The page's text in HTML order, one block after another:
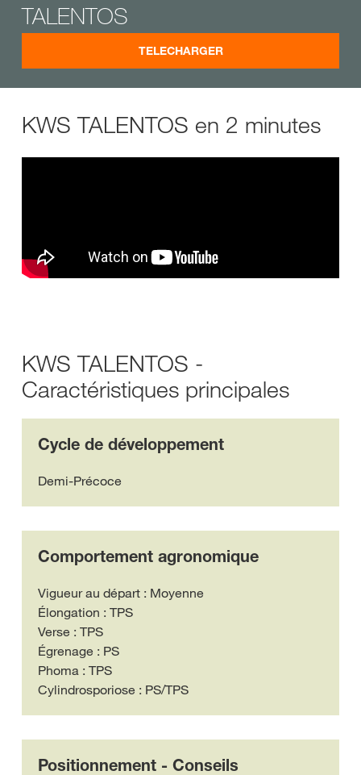
TALENTOS
TELECHARGER
KWS TALENTOS en 2 minutes
KWS TALENTOS -
Caractéristiques principales
Cycle de développement
Demi-Précoce
Comportement agronomique
Vigueur au départ : Moyenne
Élongation : TPS
Verse : TPS
Égrenage : PS
Phoma : TPS
Cylindrosporiose : PS/TPS
Positionnement - Conseils